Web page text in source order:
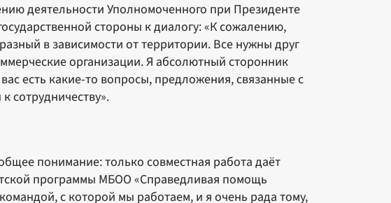
деятельности Уполномоченного при Президенте
стороны к диалогу: «К сожалению,
в зависимости от территории. Все нужны друг
организации. Я абсолютный сторонник
есть какие-то вопросы, предложения, связанные с
сотрудничеству».
понимание: только совместная работа даёт
программы МБОО «Справедливая помощь
с которой мы работаем, и я очень рада тому,